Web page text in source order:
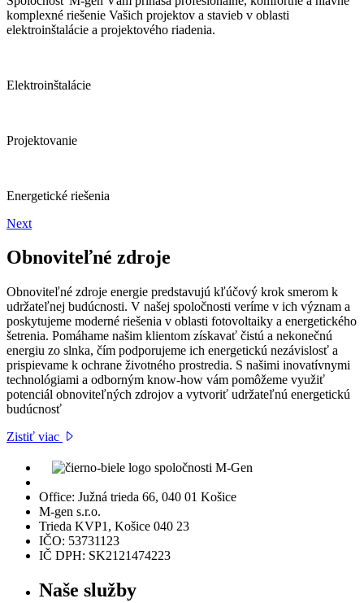
komplexné riešenie Vašich projektov a stavieb v oblasti
elektroinštalácie a projektového riadenia.
Elektroinštalácie
Projektovanie
Energetické riešenia
Next
Obnoviteľné zdroje
Obnoviteľné zdroje energie predstavujú kľúčový krok smerom k
udržateľnej budúcnosti. V našej spoločnosti veríme v ich význam a
poskytujeme moderné riešenia v oblasti fotovoltaiky a energetického
šetrenia. Pomáhame našim klientom získavať čistú a nekonečnú
energiu zo slnka, čím podporujeme ich energetickú nezávislosť a
prispievame k ochrane životného prostredia. S našimi inovatívnymi
technológiami a odborným know-how vám pomôžeme využiť
potenciál obnoviteľných zdrojov a vytvoriť udržateľnú energetickú
budúcnosť
Zistiť viac
Office: Južná trieda 66, 040 01 Košice
M-gen s.r.o.
Trieda KVP1, Košice 040 23
IČO: 53731123
IČ DPH: SK2121474223
Naše služby